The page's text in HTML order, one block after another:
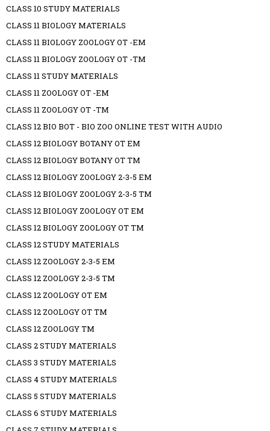
CLASS 10 STUDY MATERIALS
CLASS 11 BIOLOGY MATERIALS
CLASS 11 BIOLOGY ZOOLOGY OT -EM
CLASS 11 BIOLOGY ZOOLOGY OT -TM
CLASS 11 STUDY MATERIALS
CLASS 11 ZOOLOGY OT -EM
CLASS 11 ZOOLOGY OT -TM
CLASS 12 BIO BOT - BIO ZOO ONLINE TEST WITH AUDIO
CLASS 12 BIOLOGY BOTANY OT EM
CLASS 12 BIOLOGY BOTANY OT TM
CLASS 12 BIOLOGY ZOOLOGY 2-3-5 EM
CLASS 12 BIOLOGY ZOOLOGY 2-3-5 TM
CLASS 12 BIOLOGY ZOOLOGY OT EM
CLASS 12 BIOLOGY ZOOLOGY OT TM
CLASS 12 STUDY MATERIALS
CLASS 12 ZOOLOGY 2-3-5 EM
CLASS 12 ZOOLOGY 2-3-5 TM
CLASS 12 ZOOLOGY OT EM
CLASS 12 ZOOLOGY OT TM
CLASS 12 ZOOLOGY TM
CLASS 2 STUDY MATERIALS
CLASS 3 STUDY MATERIALS
CLASS 4 STUDY MATERIALS
CLASS 5 STUDY MATERIALS
CLASS 6 STUDY MATERIALS